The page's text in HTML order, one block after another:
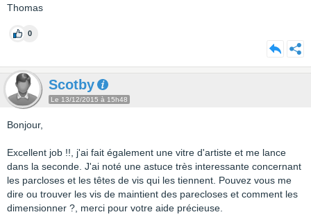
Thomas
0
Scotby
Le 13/12/2015 à 15h48
Bonjour,
Excellent job !!, j'ai fait également une vitre d'artiste et me lance
dans la seconde. J'ai noté une astuce très interessante concernant
les parcloses et les têtes de vis qui les tiennent. Pouvez vous me
dire ou trouver les vis de maintient des parecloses et comment les
dimensionner ?, merci pour votre aide précieuse.